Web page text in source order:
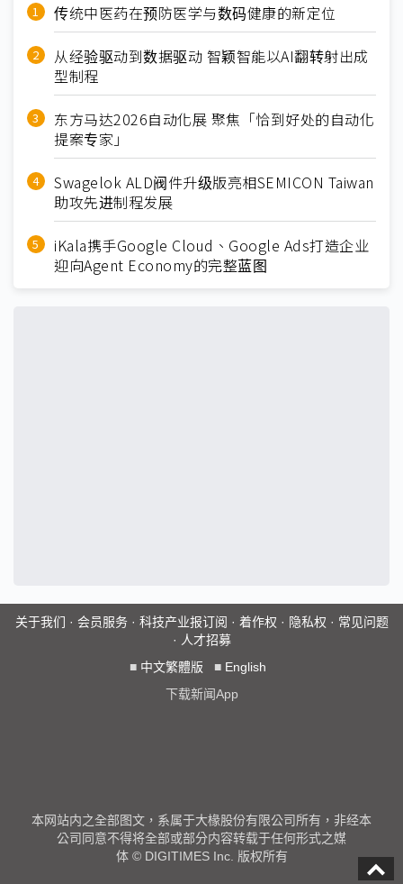
传统中医药在预防医学与数码健康的新定位
从经验驱动到数据驱动 智颖智能以AI翻转射出成
型制程
东方马达2026自动化展 聚焦「恰到好处的自动化
提案专家」
Swagelok ALD阀件升级版亮相SEMICON Taiwan
助攻先进制程发展
iKala携手Google Cloud、Google Ads打造企业
迎向Agent Economy的完整蓝图
关于我们 · 会员服务· 科技产业报订阅 · 着作权 · 隐私权 · 常见问题
· 人才招募
■ 中文繁體版 ■ English
下载新闻App
本网站内之全部图文，系属于大椽股份有限公司所有，非经本
公司同意不得将全部或部分内容转载于任何形式之媒
体 © DIGITIMES Inc. 版权所有